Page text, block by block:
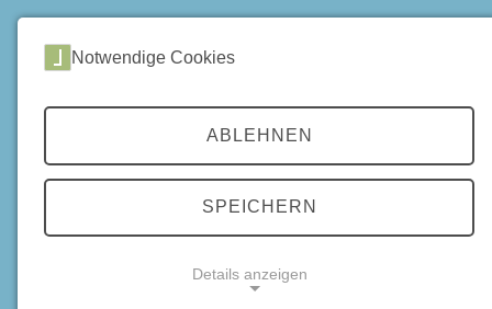
CHRONIK 2020
Notwendige Cookies
ABLEHNEN
SPEICHERN
Details anzeigen